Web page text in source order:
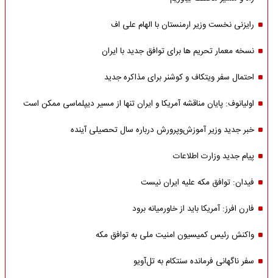
رایزنی نخست وزیر ارمنستان با الهام علی اف
نسخه معمار تحریم ها برای توافق جدید با ایران
احتمال سفر ویتکاف و کوشنر برای مذاکره جدید
اولیانوف: پایان مناقشه آمریکا و ایران تنها از مسیر دیپلماسی ممکن است
خبر جدید وزیر آموزش‌وپرورش درباره سال تحصیلی آینده
پیام جدید وزارت اطلاعات
فیدان: توافق مکه علیه ایران نیست
فارن افرز: آمریکا باید از خاورمیانه برود
واکنش رئیس کمیسیون امنیت ملی به توافق مکه
سفر ناگهانی فرمانده سنتکام به تل‌آویو